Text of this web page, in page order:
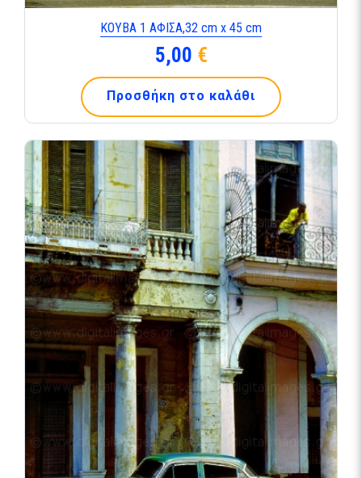
ΚΟΥΒΑ 1 ΑΦΙΣΑ,32 cm x 45 cm
5,00 €
Προσθήκη στο καλάθι